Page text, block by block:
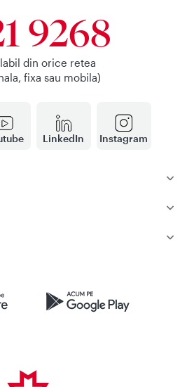
LinkedIn Instagram
9268
din orice retea
fixa sau mobila)